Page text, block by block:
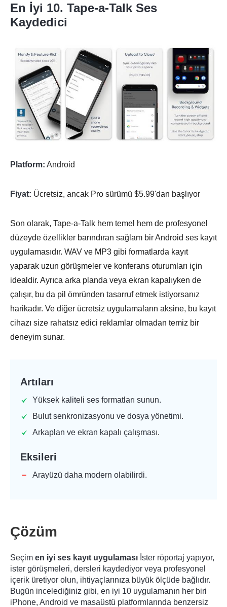
En İyi 10. Tape-a-Talk Ses
Kaydedici
Platform: Android
Fiyat: Ücretsiz, ancak Pro sürümü $5.99'dan başlıyor
Son olarak, Tape-a-Talk hem temel hem de profesyonel
düzeyde özellikler barındıran sağlam bir Android ses kayıt
uygulamasıdır. WAV ve MP3 gibi formatlarda kayıt
yaparak uzun görüşmeler ve konferans oturumları için
idealdir. Ayrıca arka planda veya ekran kapalıyken de
çalışır, bu da pil ömründen tasarruf etmek istiyorsanız
harikadır. Ve diğer ücretsiz uygulamaların aksine, bu kayıt
cihazı size rahatsız edici reklamlar olmadan temiz bir
deneyim sunar.
Artıları
Yüksek kaliteli ses formatları sunun.
Bulut senkronizasyonu ve dosya yönetimi.
Arkaplan ve ekran kapalı çalışması.
Eksileri
Arayüzü daha modern olabilirdi.
Çözüm
Seçim en iyi ses kayıt uygulaması İster röportaj yapıyor,
ister görüşmeleri, dersleri kaydediyor veya profesyonel
içerik üretiyor olun, ihtiyaçlarınıza büyük ölçüde bağlıdır.
Bugün incelediğiniz gibi, en iyi 10 uygulamanın her biri
iPhone, Android ve masaüstü platformlarında benzersiz